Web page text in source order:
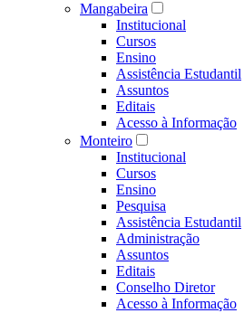
Mangabeira
Institucional
Cursos
Ensino
Assistência Estudantil
Assuntos
Editais
Acesso à Informação
Monteiro
Institucional
Cursos
Ensino
Pesquisa
Assistência Estudantil
Administração
Assuntos
Editais
Conselho Diretor
Acesso à Informação